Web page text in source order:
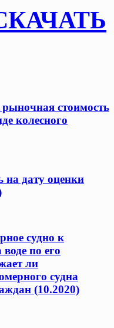
стоимость
колесного
на дату оценки
судно к
по его
ли
судна
(10.2020)